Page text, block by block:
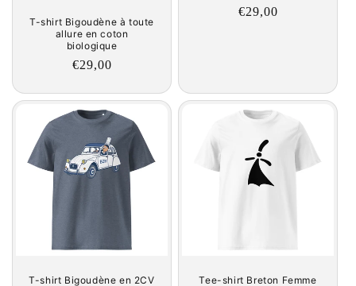
T-shirt Bigoudène à toute
allure en coton
biologique
Regular
€29,00
Regular
€29,00
T-shirt Bigoudène en 2CV
Tee-shirt Breton Femme